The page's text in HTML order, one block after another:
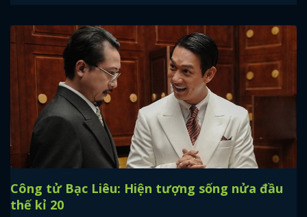
Công tử Bạc Liêu: Hiện tượng sống nửa đầu
thế kỉ 20